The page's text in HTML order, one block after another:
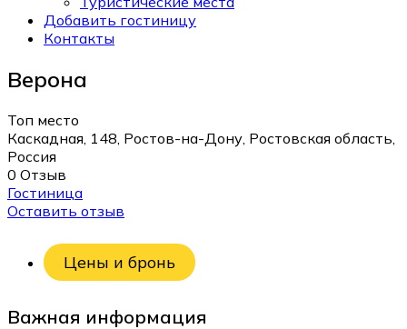
Добавить гостиницу
Контакты
Верона
Топ место
Каскадная, 148, Ростов-на-Дону, Ростовская область,
Россия
0 Отзыв
Гостиница
Оставить отзыв
Цены и бронь
Важная информация